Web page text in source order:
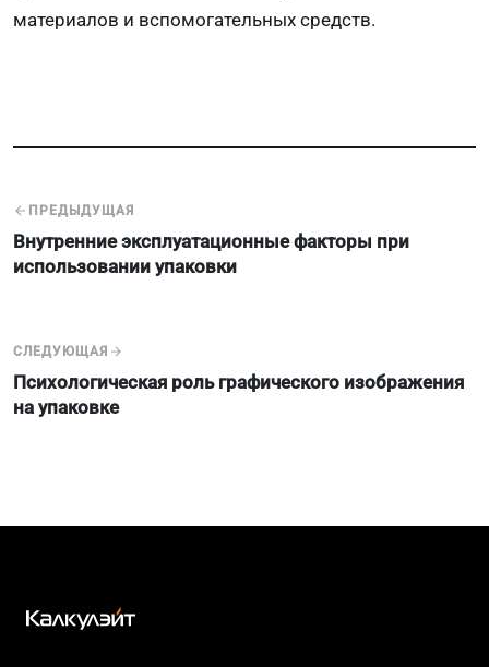
материалов и вспомогательных средств.
ПРЕДЫДУЩАЯ
Внутренние эксплуатационные факторы при
использовании упаковки
СЛЕДУЮЩАЯ
Психологическая роль графического изображения
на упаковке